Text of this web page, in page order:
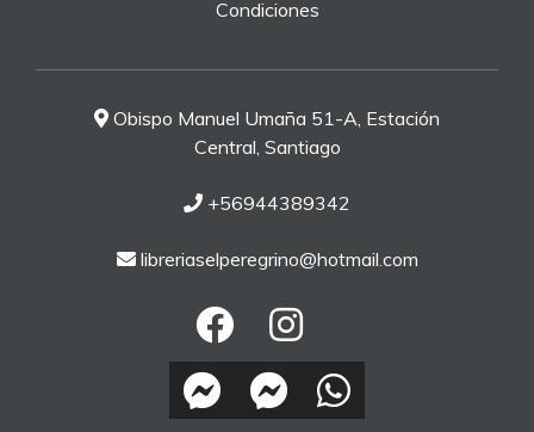
Condiciones
Obispo Manuel Umaña 51-A, Estación
Central, Santiago
+56944389342
libreriaselperegrino@hotmail.com